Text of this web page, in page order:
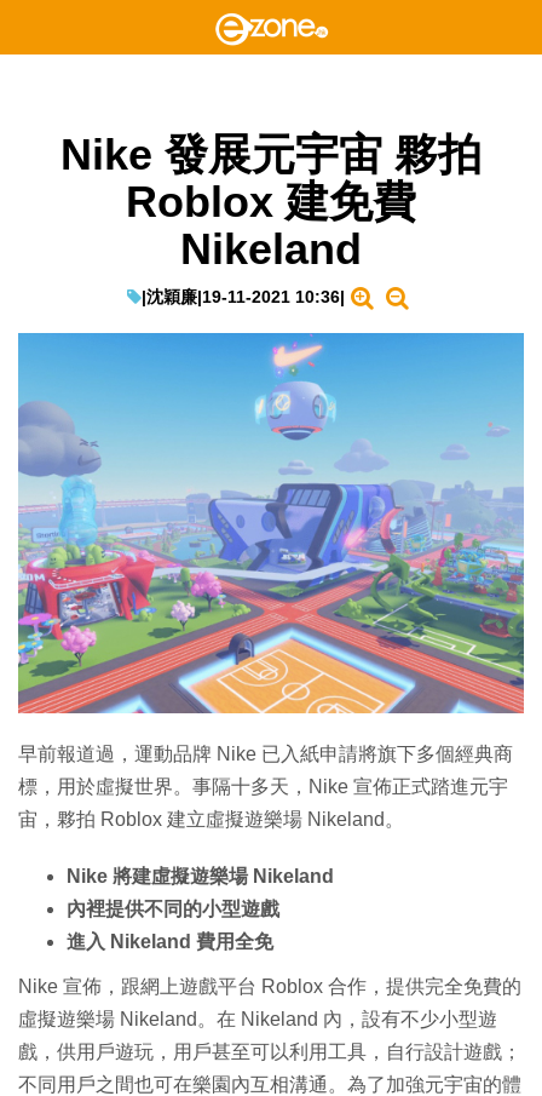
Nike 發展元宇宙 夥拍
Roblox 建免費
Nikeland
|沈穎廉|19-11-2021 10:36|
早前報道過，運動品牌 Nike 已入紙申請將旗下多個經典商
標，用於虛擬世界。事隔十多天，Nike 宣佈正式踏進元宇
宙，夥拍 Roblox 建立虛擬遊樂場 Nikeland。
Nike 將建虛擬遊樂場 Nikeland
內裡提供不同的小型遊戲
進入 Nikeland 費用全免
Nike 宣佈，跟網上遊戲平台 Roblox 合作，提供完全免費的
虛擬遊樂場 Nikeland。在 Nikeland 內，設有不少小型遊
戲，供用戶遊玩，用戶甚至可以利用工具，自行設計遊戲；
不同用戶之間也可在樂園內互相溝通。為了加強元宇宙的體